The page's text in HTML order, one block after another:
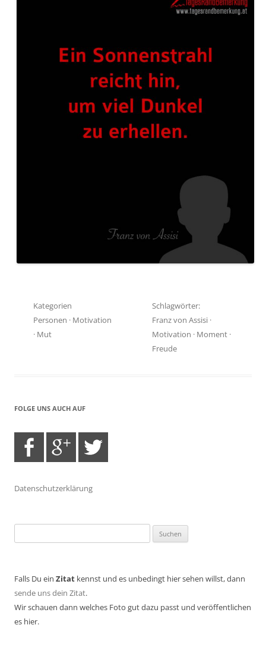
Kategorien
Personen · Motivation
· Mut
Schlagwörter:
Franz von Assisi ·
Motivation · Moment ·
Freude
FOLGE UNS AUCH AUF
Datenschutzerklärung
nach:
Falls Du ein Zitat kennst und es unbedingt hier sehen willst, dann
sende uns dein Zitat.
Wir schauen dann welches Foto gut dazu passt und veröffentlichen
es hier.